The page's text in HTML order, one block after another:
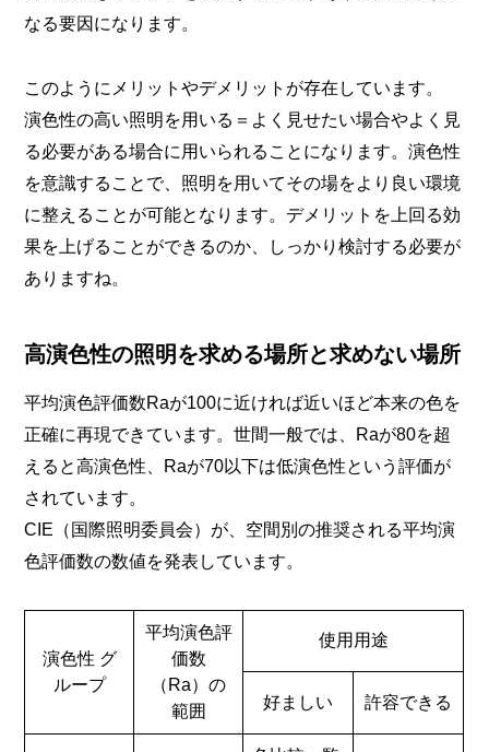
なる要因になります。
このようにメリットやデメリットが存在しています。
演色性の高い照明を用いる＝よく見せたい場合やよく見
る必要がある場合に用いられることになります。演色性
を意識することで、照明を用いてその場をより良い環境
に整えることが可能となります。デメリットを上回る効
果を上げることができるのか、しっかり検討する必要が
ありますね。
高演色性の照明を求める場所と求めない場所
平均演色評価数Raが100に近ければ近いほど本来の色を
正確に再現できています。世間一般では、Raが80を超
えると高演色性、Raが70以下は低演色性という評価が
されています。
CIE（国際照明委員会）が、空間別の推奨される平均演
色評価数の数値を発表しています。
演色性 グ
ループ
平均演色評
価数
（Ra）の
範囲
使用用途
好ましい 許容できる